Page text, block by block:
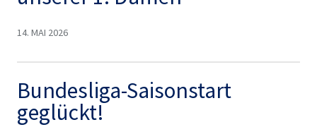
14. MAI 2026
Bundesliga-Saisonstart
geglückt!